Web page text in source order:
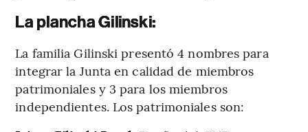
La plancha Gilinski:
La familia Gilinski presentó 4 nombres para
integrar la Junta en calidad de miembros
patrimoniales y 3 para los miembros
independientes. Los patrimoniales son: